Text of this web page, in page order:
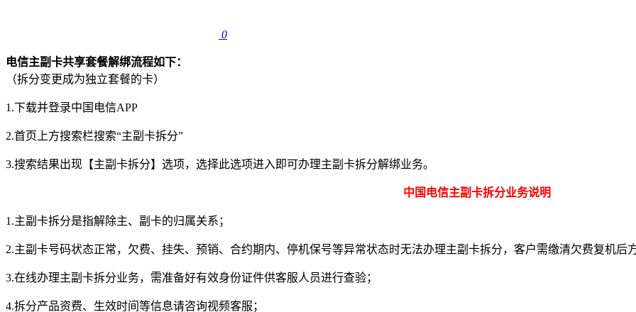
0
电信主副卡共享套餐解绑流程如下：
（拆分变更成为独立套餐的卡）
1.下载并登录中国电信APP
2.首页上方搜索栏搜索“主副卡拆分”
3.搜索结果出现【主副卡拆分】选项，选择此选项进入即可办理主副卡拆分解绑业务。
中国电信主副卡拆分业务说明
1.主副卡拆分是指解除主、副卡的归属关系；
2.主副卡号码状态正常，欠费、挂失、预销、合约期内、停机保号等异常状态时无法办理主副卡拆分，客户需缴清欠费复机后
3.在线办理主副卡拆分业务，需准备好有效身份证件供客服人员进行查验；
4.拆分产品资费、生效时间等信息请咨询视频客服；